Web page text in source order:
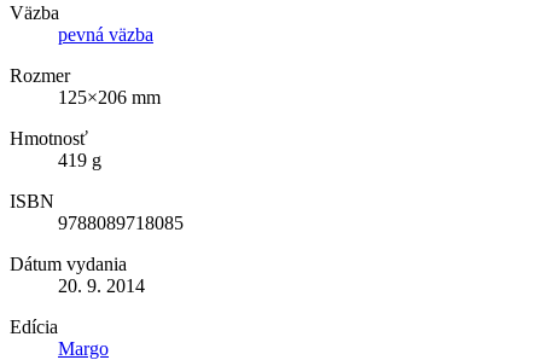
Väzba
pevná väzba
Rozmer
125×206 mm
Hmotnosť
419 g
ISBN
9788089718085
Dátum vydania
20. 9. 2014
Edícia
Margo